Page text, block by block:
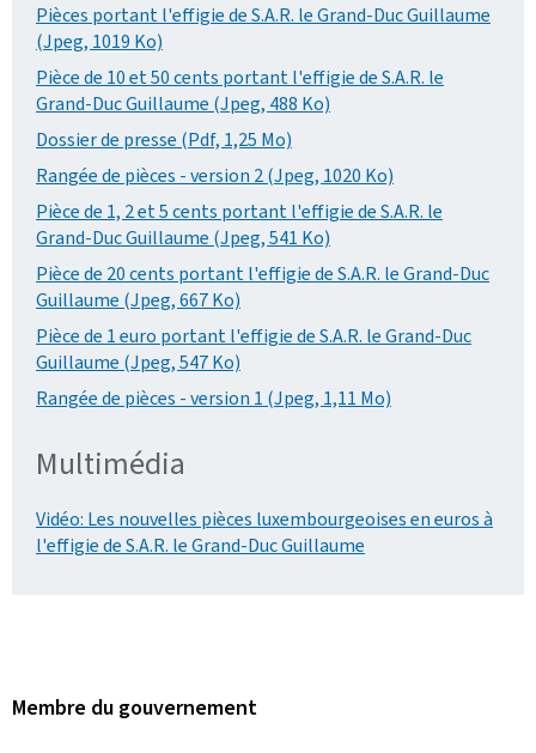
Pièces portant l'effigie de S.A.R. le Grand-Duc Guillaume
(Jpeg, 1019 Ko)
Pièce de 10 et 50 cents portant l'effigie de S.A.R. le
Grand-Duc Guillaume (Jpeg, 488 Ko)
Dossier de presse (Pdf, 1,25 Mo)
Rangée de pièces - version 2 (Jpeg, 1020 Ko)
Pièce de 1, 2 et 5 cents portant l'effigie de S.A.R. le
Grand-Duc Guillaume (Jpeg, 541 Ko)
Pièce de 20 cents portant l'effigie de S.A.R. le Grand-Duc
Guillaume (Jpeg, 667 Ko)
Pièce de 1 euro portant l'effigie de S.A.R. le Grand-Duc
Guillaume (Jpeg, 547 Ko)
Rangée de pièces - version 1 (Jpeg, 1,11 Mo)
Multimédia
Vidéo: Les nouvelles pièces luxembourgeoises en euros à
l'effigie de S.A.R. le Grand-Duc Guillaume
Membre du gouvernement